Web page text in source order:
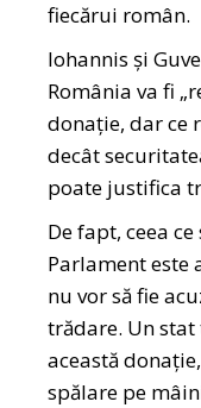
fiecărui român.
Iohannis și
România va fi
donație, dar ce
decât
poate justifica
De fapt, ceea
Parlament este
nu vor să fie
trădare. Un
această
spălare pe